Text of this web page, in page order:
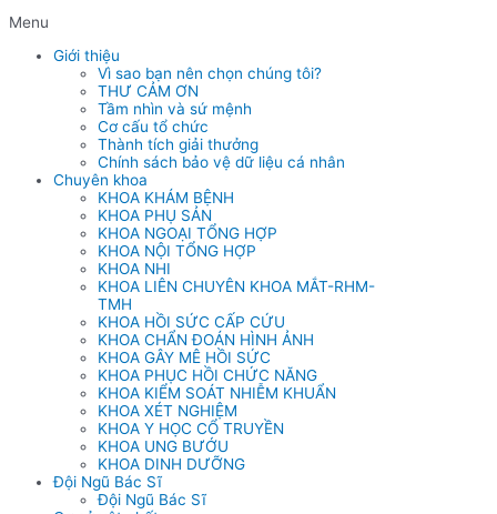
Menu
Giới thiệu
Vì sao bạn nên chọn chúng tôi?
THƯ CẢM ƠN
Tầm nhìn và sứ mệnh
Cơ cấu tổ chức
Thành tích giải thưởng
Chính sách bảo vệ dữ liệu cá nhân
Chuyên khoa
KHOA KHÁM BỆNH
KHOA PHỤ SẢN
KHOA NGOẠI TỔNG HỢP
KHOA NỘI TỔNG HỢP
KHOA NHI
KHOA LIÊN CHUYÊN KHOA MẮT-RHM-
TMH
KHOA HỒI SỨC CẤP CỨU
KHOA CHẨN ĐOÁN HÌNH ẢNH
KHOA GÂY MÊ HỒI SỨC
KHOA PHỤC HỒI CHỨC NĂNG
KHOA KIỂM SOÁT NHIỄM KHUẨN
KHOA XÉT NGHIỆM
KHOA Y HỌC CỔ TRUYỀN
KHOA UNG BƯỚU
KHOA DINH DƯỠNG
Đội Ngũ Bác Sĩ
Đội Ngũ Bác Sĩ